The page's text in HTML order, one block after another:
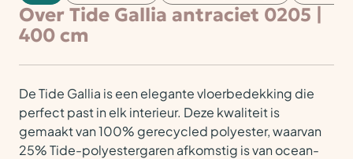
Over Tide Gallia antraciet 0205 |
400 cm
De Tide Gallia is een elegante vloerbedekking die
perfect past in elk interieur. Deze kwaliteit is
gemaakt van 100% gerecycled polyester, waarvan
25% Tide-polyestergaren afkomstig is van ocean-